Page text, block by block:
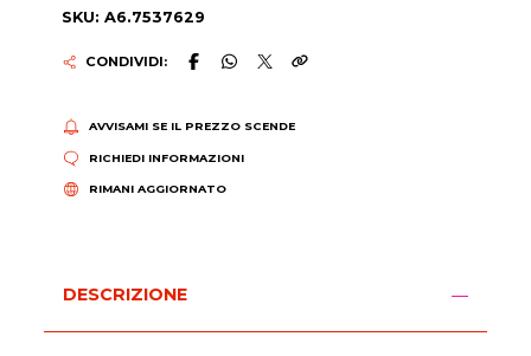
SKU: A6.7537629
CONDIVIDI:
AVVISAMI SE IL PREZZO SCENDE
RICHIEDI INFORMAZIONI
RIMANI AGGIORNATO
DESCRIZIONE